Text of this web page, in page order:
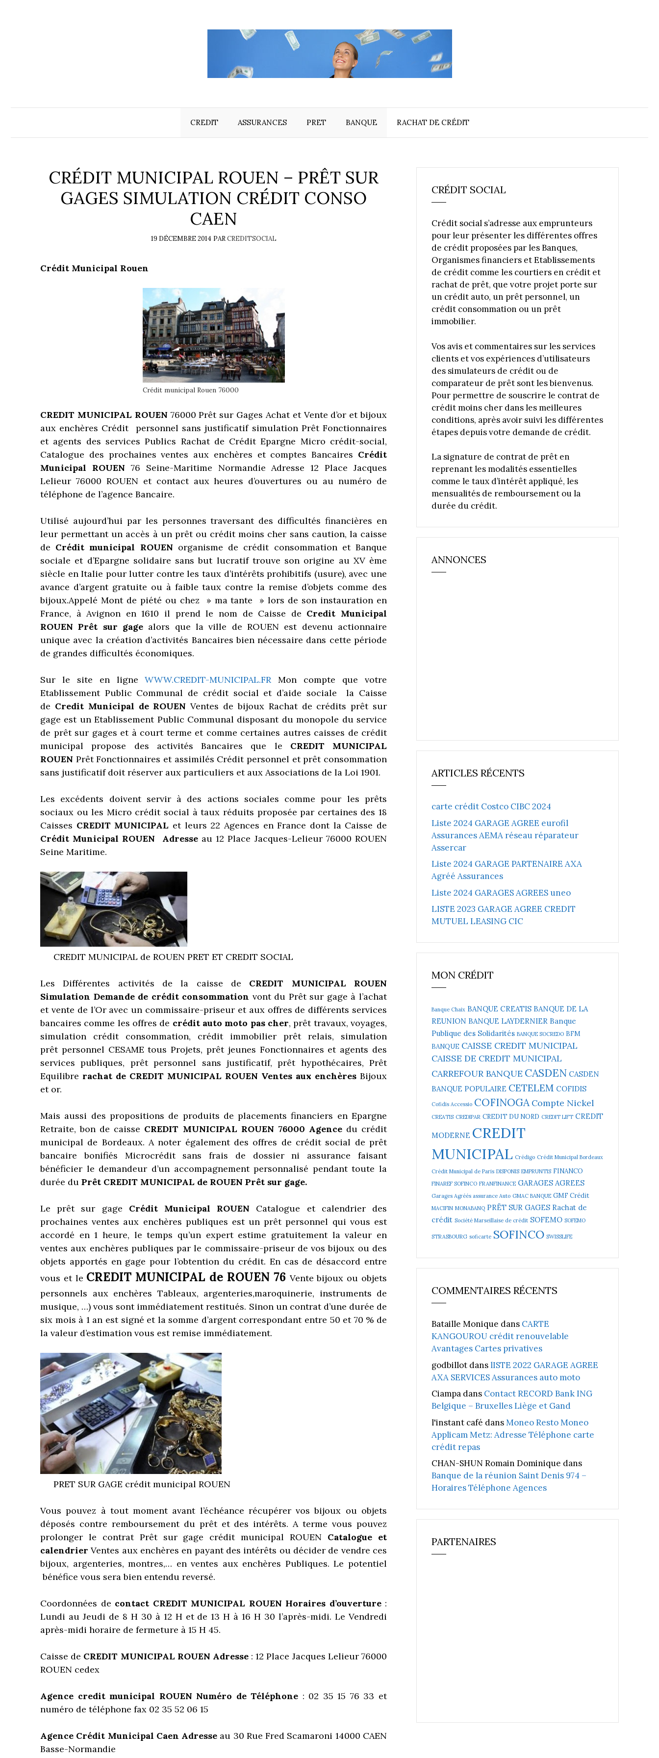
CREDIT ASSURANCES PRET BANQUE RACHAT DE CRÉDIT
CRÉDIT MUNICIPAL ROUEN – PRÊT SUR
GAGES SIMULATION CRÉDIT CONSO
CAEN
19 DÉCEMBRE 2014 PARCREDITSOCIAL
Crédit Municipal Rouen
Crédit municipal Rouen 76000
CREDIT MUNICIPAL ROUEN 76000 Prêt sur Gages Achat et Vente d’or et bijoux
aux enchères Crédit personnel sans justificatif simulation Prêt Fonctionnaires
et agents des services Publics Rachat de Crédit Epargne Micro crédit-social,
Catalogue des prochaines ventes aux enchères et comptes Bancaires Crédit
Municipal ROUEN 76 Seine-Maritime Normandie Adresse 12 Place Jacques
Lelieur 76000 ROUEN et contact aux heures d’ouvertures ou au numéro de
téléphone de l’agence Bancaire.
Utilisé aujourd’hui par les personnes traversant des difficultés financières en
leur permettant un accès à un prêt ou crédit moins cher sans caution, la caisse
de Crédit municipal ROUEN organisme de crédit consommation et Banque
sociale et d’Epargne solidaire sans but lucratif trouve son origine au XV ème
siècle en Italie pour lutter contre les taux d’intérêts prohibitifs (usure), avec une
avance d’argent gratuite ou à faible taux contre la remise d’objets comme des
bijoux.Appelé Mont de piété ou chez » ma tante » lors de son instauration en
France, à Avignon en 1610 il prend le nom de Caisse de Credit Municipal
ROUEN Prêt sur gage alors que la ville de ROUEN est devenu actionnaire
unique avec la création d’activités Bancaires bien nécessaire dans cette période
de grandes difficultés économiques.
Sur le site en ligneWWW.CREDIT-MUNICIPAL.FR Mon compte que votre
Etablissement Public Communal de crédit social et d’aide sociale la Caisse
de Credit Municipal de ROUEN Ventes de bijoux Rachat de crédits prêt sur
gage est un Etablissement Public Communal disposant du monopole du service
de prêt sur gages et à court terme et comme certaines autres caisses de crédit
municipal propose des activités Bancaires que le CREDIT MUNICIPAL
ROUEN Prêt Fonctionnaires et assimilés Crédit personnel et prêt consommation
sans justificatif doit réserver aux particuliers et aux Associations de la Loi 1901.
Les excédents doivent servir à des actions sociales comme pour les prêts
sociaux ou les Micro crédit social à taux réduits proposée par certaines des 18
Caisses CREDIT MUNICIPAL et leurs 22 Agences en France dont la Caisse de
Crédit Municipal ROUEN Adresseau 12 Place Jacques-Lelieur 76000 ROUEN
Seine Maritime.
CREDIT MUNICIPAL de ROUEN PRET ET CREDIT SOCIAL
Les Différentes activités de la caisse de CREDIT MUNICIPAL ROUEN
Simulation Demande de créditconsommation vont du Prêt sur gage à l’achat
et vente de l’Or avec un commissaire-priseur et aux offres de différents services
bancaires comme les offres de crédit auto moto pas cher, prêt travaux, voyages,
simulation crédit consommation, crédit immobilier prêt relais, simulation
prêt personnel CESAME tous Projets, prêt jeunes Fonctionnaires et agents des
services publiques, prêt personnel sans justificatif, prêt hypothécaires, Prêt
Equilibre rachat de CREDIT MUNICIPAL ROUEN Ventes aux enchères Bijoux
et or.
Mais aussi des propositions de produits de placements financiers en Epargne
Retraite, bon de caisse CREDIT MUNICIPAL ROUEN 76000 Agence du crédit
municipal de Bordeaux. A noter également des offres de crédit social de prêt
bancaire bonifiés Microcrédit sans frais de dossier ni assurance faisant
bénéficier le demandeur d’un accompagnement personnalisé pendant toute la
durée du Prêt CREDIT MUNICIPAL de ROUEN Prêt sur gage.
Le prêt sur gage Crédit Municipal ROUEN Catalogue et calendrier des
prochaines ventes aux enchères publiques est un prêt personnel qui vous est
accordé en 1 heure, le temps qu’un expert estime gratuitement la valeur en
ventes aux enchères publiques par le commissaire-priseur de vos bijoux ou des
objets apportés en gage pour l’obtention du crédit. En cas de désaccord entre
vous et le CREDIT MUNICIPAL de ROUEN 76 Vente bijoux ou objets
personnels aux enchères Tableaux, argenteries,maroquinerie, instruments de
musique, …) vous sont immédiatement restitués. Sinon un contrat d’une durée de
six mois à 1 an est signé et la somme d’argent correspondant entre 50 et 70 % de
la valeur d’estimation vous est remise immédiatement.
PRET SUR GAGE crédit municipal ROUEN
Vous pouvez à tout moment avant l’échéance récupérer vos bijoux ou objets
déposés contre remboursement du prêt et des intérêts. A terme vous pouvez
prolonger le contrat Prêt sur gage crédit municipal ROUEN Catalogue et
calendrierVentes aux enchères en payant des intérêts ou décider de vendre ces
bijoux, argenteries, montres,… en ventes aux enchères Publiques. Le potentiel
bénéfice vous sera bien entendu reversé.
Coordonnées de contact CREDIT MUNICIPAL ROUEN Horaires d’ouverture:
Lundi au Jeudi de 8 H 30 à 12 H et de 13 H à 16 H 30 l’après-midi. Le Vendredi
après-midi horaire de fermeture à 15 H 45.
Caisse de CREDIT MUNICIPAL ROUEN Adresse: 12 Place Jacques Lelieur 76000
ROUEN cedex
Agence credit municipal ROUEN Numéro de Téléphone : 02 35 15 76 33 et
numéro de téléphone fax 02 35 52 06 15
Agence Crédit Municipal Caen Adresse au 30 Rue Fred Scamaroni 14000 CAEN
Basse-Normandie
CRÉDIT SOCIAL
Crédit social s’adresse aux emprunteurs
pour leur présenter les différentes offres
de crédit proposées par les Banques,
Organismes financiers et Etablissements
de crédit comme les courtiers en crédit et
rachat de prêt, que votre projet porte sur
un crédit auto, un prêt personnel, un
crédit consommation ou un prêt
immobilier.
Vos avis et commentaires sur les services
clients et vos expériences d’utilisateurs
des simulateurs de crédit ou de
comparateur de prêt sont les bienvenus.
Pour permettre de souscrire le contrat de
crédit moins cher dans les meilleures
conditions, après avoir suivi les différentes
étapes depuis votre demande de crédit.
La signature de contrat de prêt en
reprenant les modalités essentielles
comme le taux d’intérêt appliqué, les
mensualités de remboursement ou la
durée du crédit.
ANNONCES
ARTICLES RÉCENTS
carte crédit Costco CIBC 2024
Liste 2024 GARAGE AGREE eurofil
Assurances AEMA réseau réparateur
Assercar
Liste 2024 GARAGE PARTENAIRE AXA
Agréé Assurances
Liste 2024 GARAGES AGREES uneo
LISTE 2023 GARAGE AGREE CREDIT
MUTUEL LEASING CIC
MON CRÉDIT
Banque Chaix BANQUE CREATIS BANQUE DE LA
REUNION BANQUE LAYDERNIER Banque
Publique des Solidarités BANQUE SOCREDO BFM
BANQUE CAISSE CREDIT MUNICIPAL
CAISSE DE CREDIT MUNICIPAL
CARREFOUR BANQUE CASDEN CASDEN
BANQUE POPULAIRE CETELEM COFIDIS
Cofidis Accessio COFINOGA Compte Nickel
CREATIS CREDIPAR CREDIT DU NORD CREDIT LIFT CREDIT
MODERNE CREDIT
MUNICIPAL Crédigo Crédit Municipal Bordeaux
Crédit Municipal de Paris DISPONIS EMPRUNTIS FINANCO
FINAREF SOFINCO FRANFINANCE GARAGES AGREES
Garages Agréés assurance Auto GMAC BANQUE GMF Crédit
MACIFIN MONABANQ PRËT SUR GAGES Rachat de
crédit Société Marseillaise de crédit SOFEMO SOFEMO
STRASBOURG soficarte SOFINCO SWISSLIFE
COMMENTAIRES RÉCENTS
Bataille Monique dans CARTE
KANGOUROU crédit renouvelable
Avantages Cartes privatives
godbillot danslISTE 2022 GARAGE AGREE
AXA SERVICES Assurances auto moto
Ciampa dans Contact RECORD Bank ING
Belgique – Bruxelles Liège et Gand
l'instant café dansMoneo Resto Moneo
Applicam Metz: Adresse Téléphone carte
crédit repas
CHAN-SHUN Romain Dominique dans
Banque de la réunion Saint Denis 974 –
Horaires Téléphone Agences
PARTENAIRES